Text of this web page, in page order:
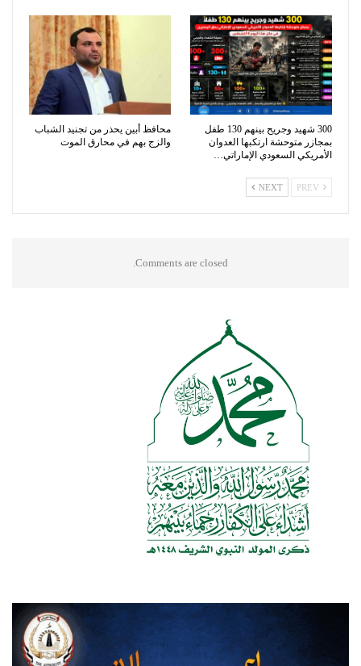
300 شهيد وجريح بينهم 130 طفل
بمجازر متوحشة ارتكبها العدوان
الأمريكي السعودي الإماراتي…
محافظ أبين يحذر من تجنيد الشباب
والزج بهم في محارق الموت
NEXT
Comments are closed.